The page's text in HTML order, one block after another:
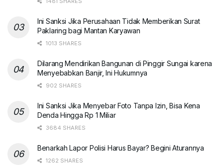
Ini Sanksi Jika Perusahaan Tidak Memberikan Surat
Paklaring bagi Mantan Karyawan
1013 SHARES
Dilarang Mendirikan Bangunan di Pinggir Sungai karena
Menyebabkan Banjir, Ini Hukumnya
902 SHARES
Ini Sanksi Jika Menyebar Foto Tanpa Izin, Bisa Kena
Denda Hingga Rp 1 Miliar
3684 SHARES
Benarkah Lapor Polisi Harus Bayar? Begini Aturannya
1262 SHARES